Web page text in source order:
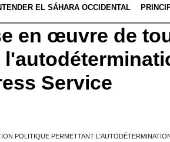
EL SÁHARA OCCIDENTAL
en œuvre de
Service
POLITIQUE PERMETTANT